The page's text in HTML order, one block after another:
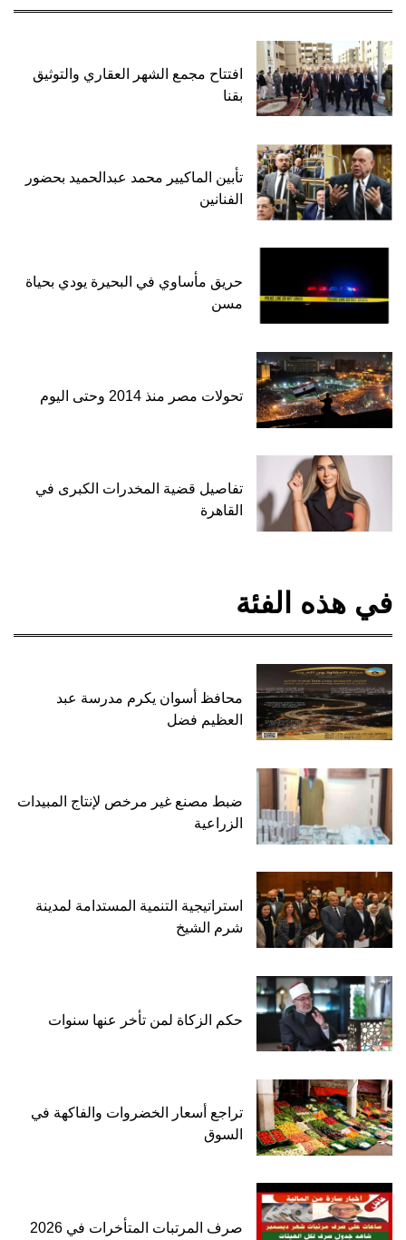
افتتاح مجمع الشهر العقاري والتوثيق
بقنا
تأبين الماكيير محمد عبدالحميد بحضور
الفنانين
حريق مأساوي في البحيرة يودي بحياة
مسن
تحولات مصر منذ 2014 وحتى اليوم
تفاصيل قضية المخدرات الكبرى في
القاهرة
في هذه الفئة
محافظ أسوان يكرم مدرسة عبد
العظيم فضل
ضبط مصنع غير مرخص لإنتاج المبيدات
الزراعية
استراتيجية التنمية المستدامة لمدينة
شرم الشيخ
حكم الزكاة لمن تأخر عنها سنوات
تراجع أسعار الخضروات والفاكهة في
السوق
صرف المرتبات المتأخرات في 2026